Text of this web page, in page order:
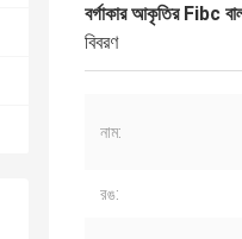
বর্গাকার আকৃতির
বিবরণ
নাম:
রঙ: